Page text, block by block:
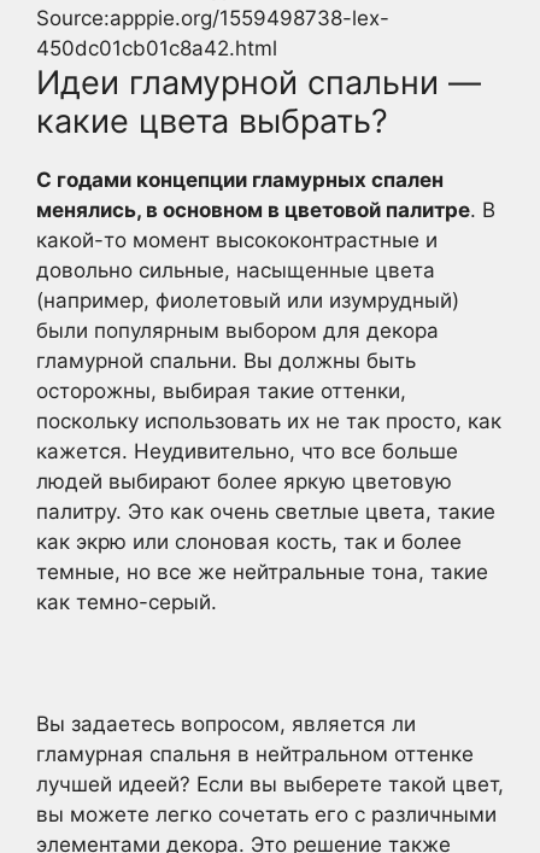
Source:apppie.org/1559498738-lex-
450dc01cb01c8a42.html
Идеи гламурной спальни —
какие цвета выбрать?
С годами концепции гламурных спален
менялись, в основном в цветовой палитре. В
какой-то момент высококонтрастные и
довольно сильные, насыщенные цвета
(например, фиолетовый или изумрудный)
были популярным выбором для декора
гламурной спальни. Вы должны быть
осторожны, выбирая такие оттенки,
поскольку использовать их не так просто, как
кажется. Неудивительно, что все больше
людей выбирают более яркую цветовую
палитру. Это как очень светлые цвета, такие
как экрю или слоновая кость, так и более
темные, но все же нейтральные тона, такие
как темно-серый.
Вы задаетесь вопросом, является ли
гламурная спальня в нейтральном оттенке
лучшей идеей? Если вы выберете такой цвет,
вы можете легко сочетать его с различными
элементами декора. Это решение также